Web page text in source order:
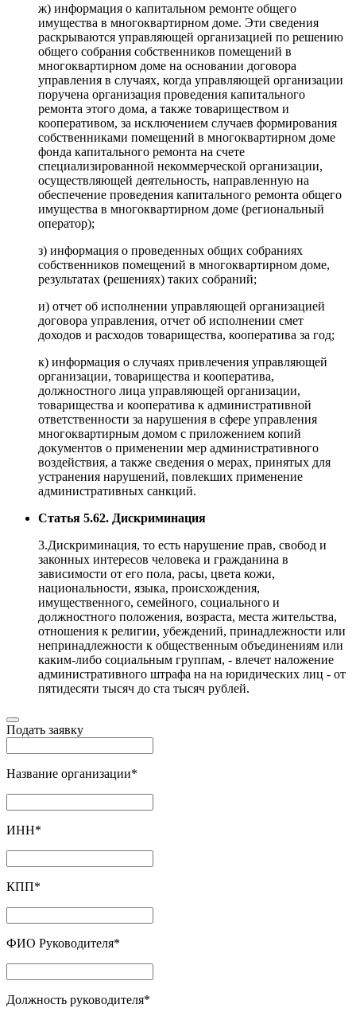
ж) информация о капитальном ремонте общего
имущества в многоквартирном доме. Эти сведения
раскрываются управляющей организацией по решению
общего собрания собственников помещений в
многоквартирном доме на основании договора
управления в случаях, когда управляющей организации
поручена организация проведения капитального
ремонта этого дома, а также товариществом и
кооперативом, за исключением случаев формирования
собственниками помещений в многоквартирном доме
фонда капитального ремонта на счете
специализированной некоммерческой организации,
осуществляющей деятельность, направленную на
обеспечение проведения капитального ремонта общего
имущества в многоквартирном доме (региональный
оператор);
з) информация о проведенных общих собраниях
собственников помещений в многоквартирном доме,
результатах (решениях) таких собраний;
и) отчет об исполнении управляющей организацией
договора управления, отчет об исполнении смет
доходов и расходов товарищества, кооператива за год;
к) информация о случаях привлечения управляющей
организации, товарищества и кооператива,
должностного лица управляющей организации,
товарищества и кооператива к административной
ответственности за нарушения в сфере управления
многоквартирным домом с приложением копий
документов о применении мер административного
воздействия, а также сведения о мерах, принятых для
устранения нарушений, повлекших применение
административных санкций.
Статья 5.62. Дискриминация
3.Дискриминация, то есть нарушение прав, свобод и
законных интересов человека и гражданина в
зависимости от его пола, расы, цвета кожи,
национальности, языка, происхождения,
имущественного, семейного, социального и
должностного положения, возраста, места жительства,
отношения к религии, убеждений, принадлежности или
непринадлежности к общественным объединениям или
каким-либо социальным группам, - влечет наложение
административного штрафа на на юридических лиц - от
пятидесяти тысяч до ста тысяч рублей.
Подать заявку
Название организации*
ИНН*
КПП*
ФИО Руководителя*
Должность руководителя*